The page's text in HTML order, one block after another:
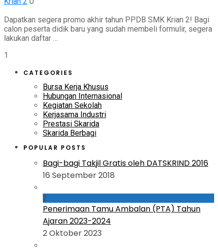
Dapatkan segera promo akhir tahun PPDB SMK Krian 2! Bagi
calon peserta didik baru yang sudah membeli formulir, segera
lakukan daftar …
1
CATEGORIES
Bursa Kerja Khusus
Hubungan Internasional
Kegiatan Sekolah
Kerjasama Industri
Prestasi Skarida
Skarida Berbagi
POPULAR POSTS
Bagi-bagi Takjil Gratis oleh DATSKRIND 2016
16 September 2018
2
Penerimaan Tamu Ambalan (PTA) Tahun
Ajaran 2023-2024
2 Oktober 2023